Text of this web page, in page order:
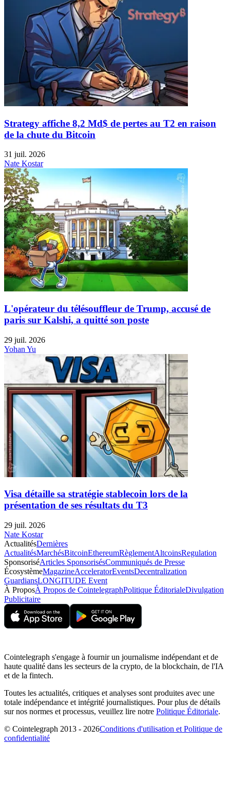
Strategy affiche 8,2 Md$ de pertes au T2 en raison
de la chute du Bitcoin
31 juil. 2026
Nate Kostar
L'opérateur du télésouffleur de Trump, accusé de
paris sur Kalshi, a quitté son poste
29 juil. 2026
Yohan Yu
Visa détaille sa stratégie stablecoin lors de la
présentation de ses résultats du T3
29 juil. 2026
Nate Kostar
ActualitésDernières
ActualitésMarchésBitcoinEthereumRèglementAltcoinsRegulation
SponsoriséArticles SponsorisésCommuniqués de Presse
ÉcosystèmeMagazineAcceleratorEventsDecentralization
GuardiansLONGITUDE Event
À ProposÀ Propos de CointelegraphPolitique ÉditorialeDivulgation
Publicitaire
Cointelegraph s'engage à fournir un journalisme indépendant et de
haute qualité dans les secteurs de la crypto, de la blockchain, de l'IA
et de la fintech.
Toutes les actualités, critiques et analyses sont produites avec une
totale indépendance et intégrité journalistiques. Pour plus de détails
sur nos normes et processus, veuillez lire notre Politique Éditoriale.
© Cointelegraph 2013 - 2026Conditions d'utilisation et Politique de
confidentialité